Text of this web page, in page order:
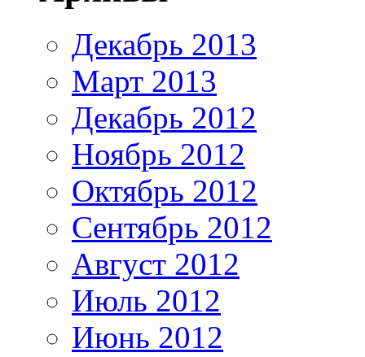
Декабрь 2013
Март 2013
Декабрь 2012
Ноябрь 2012
Октябрь 2012
Сентябрь 2012
Август 2012
Июль 2012
Июнь 2012